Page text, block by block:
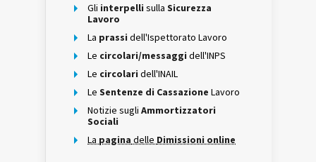
Gli interpelli sulla Sicurezza
Lavoro
La prassi dell'Ispettorato Lavoro
Le circolari/messaggi dell'INPS
Le circolari dell'INAIL
Le Sentenze di Cassazione Lavoro
Notizie sugli Ammortizzatori
Sociali
La pagina delle Dimissioni online